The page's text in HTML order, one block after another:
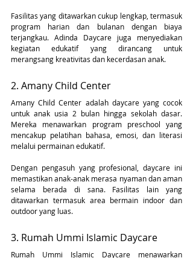
Fasilitas yang ditawarkan cukup lengkap, termasuk
program harian dan bulanan dengan biaya
terjangkau. Adinda Daycare juga menyediakan
kegiatan edukatif yang dirancang untuk
merangsang kreativitas dan kecerdasan anak.
2. Amany Child Center
Amany Child Center adalah daycare yang cocok
untuk anak usia 2 bulan hingga sekolah dasar.
Mereka menawarkan program preschool yang
mencakup pelatihan bahasa, emosi, dan literasi
melalui permainan edukatif.
Dengan pengasuh yang profesional, daycare ini
memastikan anak-anak merasa nyaman dan aman
selama berada di sana. Fasilitas lain yang
ditawarkan termasuk area bermain indoor dan
outdoor yang luas.
3. Rumah Ummi Islamic Daycare
Rumah Ummi Islamic Daycare menawarkan